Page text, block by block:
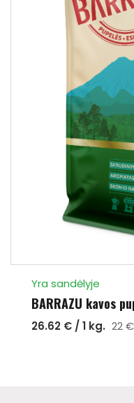
Yra sandėlyje
BARRAZU kavos
26.62 € / 1 kg. 22